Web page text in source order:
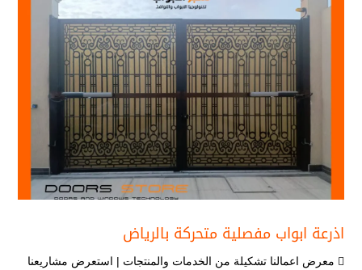
اذرعة ابواب مفصلية متحركة بالرياض
 معرض اعمالنا تشكيلة من الخدمات والمنتجات | استعرض مشاريعنا